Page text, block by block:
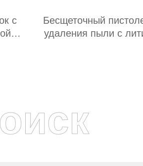
с
Бесщеточный
удаления пыли с